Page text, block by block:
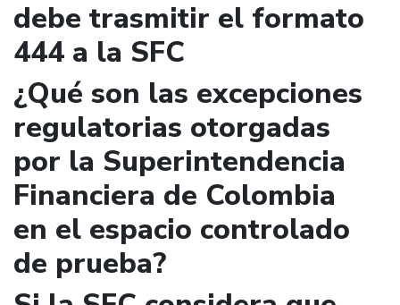
debe trasmitir el formato
444 a la SFC
¿Qué son las excepciones
regulatorias otorgadas
por la Superintendencia
Financiera de Colombia
en el espacio controlado
de prueba?